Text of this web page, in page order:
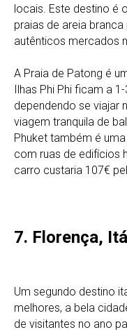
locais. Este destino é
praias de areia
autênticos mercados
A Praia de Patong é
Ilhas Phi Phi ficam a
dependendo se viajar
viagem tranquila de
Phuket também é
com ruas de edifícios
carro custaria 107€
7. Florença,
Um segundo destino
melhores, a bela
de visitantes no ano